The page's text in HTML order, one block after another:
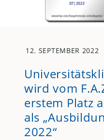
12. SEPTEMBER 2022
wird vom
erstem Platz
als
2022“